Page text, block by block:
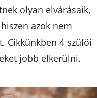
olyan elvárásaik,
azok nem
Cikkünkben 4 szülői
jobb elkerülni.